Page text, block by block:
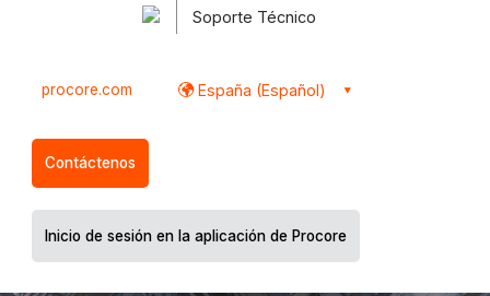
Soporte Técnico
procore.com España (Español)
Contáctenos
Inicio de sesión en la aplicación de Procore